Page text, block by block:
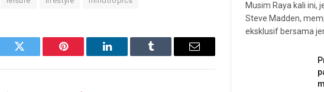
Twitter Pinterest LinkedIn Tumblr Email
Musim Raya kali ini,
Steve Madden,
eksklusif bersama